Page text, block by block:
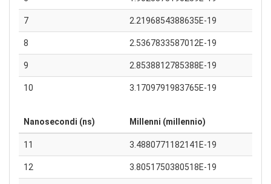
7 2.2196854388635E-19
8 2.5367833587012E-19
9 2.8538812785388E-19
10 3.1709791983765E-19
Nanosecondi (ns) Millenni (millennio)
11 3.4880771182141E-19
12 3.8051750380518E-19